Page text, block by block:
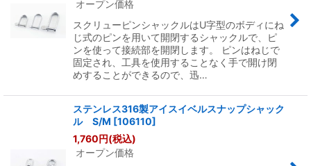
オープン価格
スクリューピンシャックルはU字型のボディにね
じ式のピンを用いて開閉するシャックルで、ピ
ンを使って接続部を開閉します。 ピンはねじで
固定され、工具を使用することなく手で開け閉
めすることができるので、迅…
ステンレス316製アイスイベルスナップシャック
ル S/M [106110]
1,760円(税込)
オープン価格